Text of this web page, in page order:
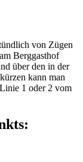
von Zügen
Berggasthof
über den in der
kann man
1 oder 2 vom